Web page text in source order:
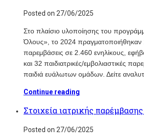
Posted on 27/06/2025
Στο πλαίσιο υλοποίησης του
Όλους», το 2024 πραγματοποιήθηκαν
παρεμβάσεις σε 2.460 ενηλίκους,
και 32 παιδιατρικές/εμβολιαστικές
παιδιά ευάλωτων ομάδων. Δείτε
Continue reading
Στοιχεία ιατρικής
Posted on 27/06/2025